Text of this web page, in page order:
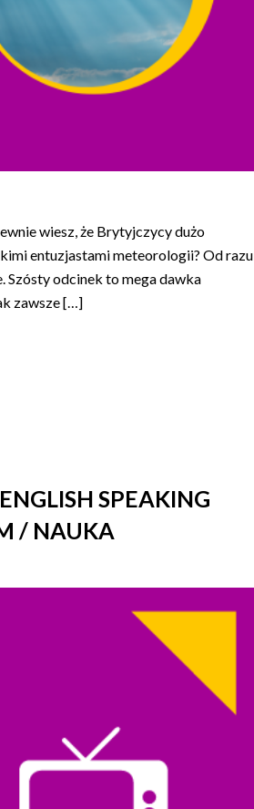
wiesz, że Brytyjczycy dużo
entuzjastami meteorologii? Od razu
Szósty odcinek to mega dawka
zawsze […]
SPEAKING
/ NAUKA